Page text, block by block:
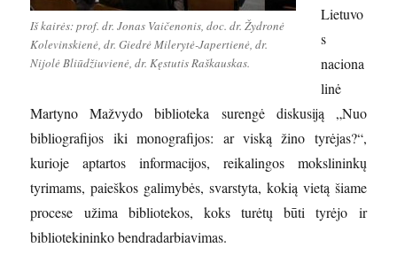
Iš kairės: prof. dr. Jonas Vaičenonis, doc. dr. Žydronė
Kolevinskienė, dr. Giedrė Milerytė-Japertienė, dr.
Nijolė Bliūdžiuvienė, dr. Kęstutis Raškauskas.
Lietuvo
s
naciona
linė
Martyno Mažvydo biblioteka surengė diskusiją „Nuo
bibliografijos iki monografijos: ar viską žino tyrėjas?“,
kurioje aptartos informacijos, reikalingos mokslininkų
tyrimams, paieškos galimybės, svarstyta, kokią vietą šiame
procese užima bibliotekos, koks turėtų būti tyrėjo ir
bibliotekininko bendradarbiavimas.